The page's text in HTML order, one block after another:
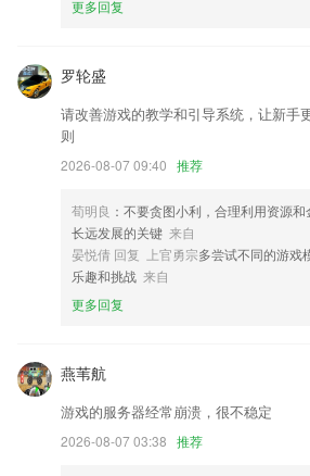
6.绘本模式和听书模式，内容纯净，无广告，
优化求购功能。
以上就是亚新登录入口的介绍，如果您喜欢这
进行打分评论，说出您的使用经历，以帮助我
安全培训模块上线了
调整 SplashScreen 动画
获取权限在必要的时候打开。
到应用商店进行打分评论，说出您的使用经历
进行优化修改。
更多回复
罗轮盛
请改善游戏的教学和引导系统，让新手
则
2026-08-07 09:40 推荐
荀明良 ：不要贪图小利，合理利用资源
长远发展的关键 来自
晏悦倩 回复 上官勇宗多尝试不同的游戏
乐趣和挑战 来自
更多回复
燕苇航
游戏的服务器经常崩溃，很不稳定
2026-08-07 03:38 推荐